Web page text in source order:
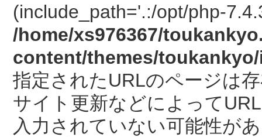
(include_path='.:/opt/php-
/home/xs976367/
content/themes/
指定されたURLのページは
サイト更新などによって
入力されていない可能性が